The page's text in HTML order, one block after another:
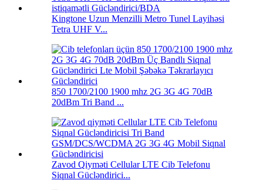
Kingtone Uzun Menzilli Metro Tunel Layihəsi
Tetra UHF V...
850 1700/2100 1900 mhz 2G 3G 4G 70dB
20dBm Tri Band ...
Zavod Qiyməti Cellular LTE Cib Telefonu
Siqnal Gücləndirici...